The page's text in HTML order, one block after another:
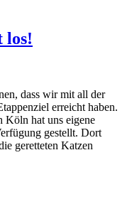
los!
dass wir mit all der
erreicht haben.
Köln hat uns eigene
gestellt. Dort
geretteten Katzen